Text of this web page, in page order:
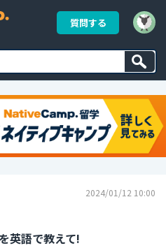
質問する
2024/01/12 10:00
英語で教えて!